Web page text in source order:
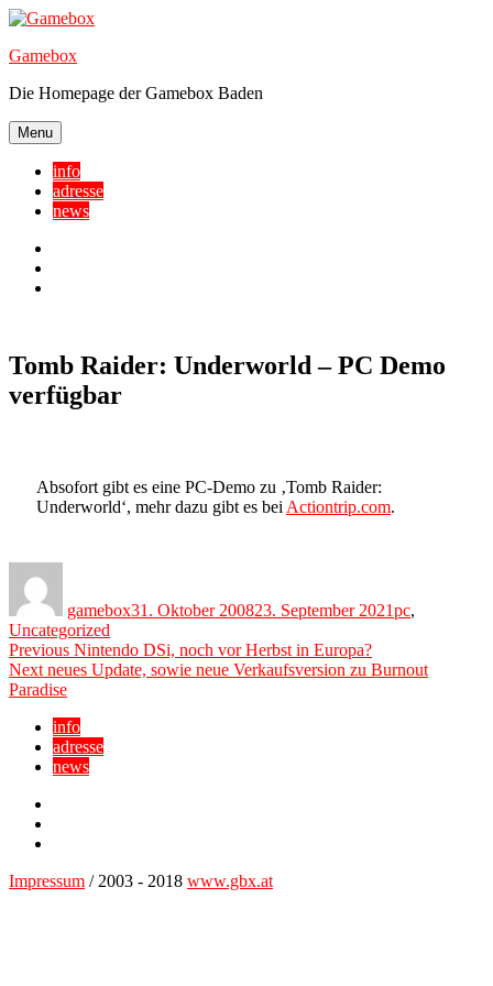
Skip
content
Gamebox
Die Homepage der Gamebox Baden
Menu
info
adresse
news
Tomb Raider: Underworld – PC Demo
verfügbar
Absofort gibt es eine PC-Demo zu ‚Tomb Raider:
Underworld‘, mehr dazu gibt es bei Actiontrip.com.
gamebox31. Oktober 200823. September 2021pc,
Uncategorized
Beitragsnavigation
Previous Previous
post:
Nintendo DSi, noch vor Herbst in Europa?
Next Next
post:
neues Update, sowie neue Verkaufsversion zu Burnout
Paradise
info
adresse
news
Impressum / 2003 - 2018 www.gbx.at